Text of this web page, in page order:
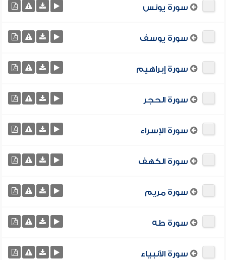
سورة يونس
سورة يوسف
سورة إبراهيم
سورة الحجر
سورة الإسراء
سورة الكهف
سورة مريم
سورة طه
سورة الأنبياء